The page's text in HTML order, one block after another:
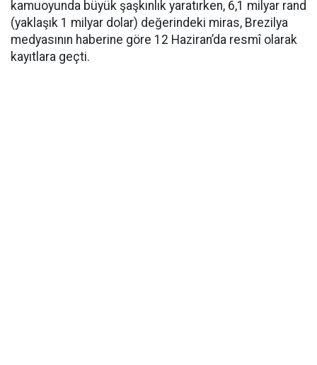
kamuoyunda büyük şaşkınlık yaratırken, 6,1 milyar rand
(yaklaşık 1 milyar dolar) değerindeki miras, Brezilya
medyasının haberine göre 12 Haziran’da resmî olarak
kayıtlara geçti.